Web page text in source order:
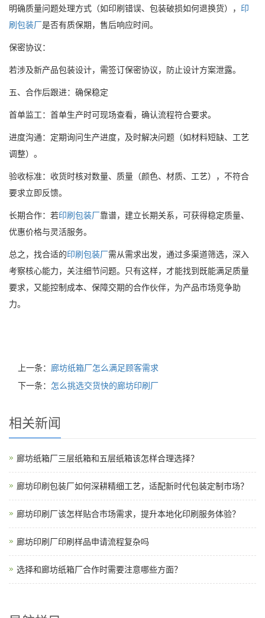
明确质量问题处理方式（如印刷错误、包装破损如何退换货）， 印
刷包装厂是否有质保期，售后响应时间。
保密协议：
若涉及新产品包装设计，需签订保密协议，防止设计方案泄露。
五、合作后跟进：确保稳定
首单监工：首单生产时可现场查看，确认流程符合要求。
进度沟通：定期询问生产进度，及时解决问题（如材料短缺、工艺
调整）。
验收标准：收货时核对数量、质量（颜色、材质、工艺），不符合
要求立即反馈。
长期合作：若印刷包装厂靠谱，建立长期关系，可获得稳定质量、
优惠价格与灵活服务。
总之，找合适的印刷包装厂需从需求出发，通过多渠道筛选，深入
考察核心能力，关注细节问题。只有这样，才能找到既能满足质量
要求，又能控制成本、保障交期的合作伙伴，为产品市场竞争助
力。
上一条： 廊坊纸箱厂怎么满足顾客需求
下一条： 怎么挑选交货快的廊坊印刷厂
相关新闻
廊坊纸箱厂三层纸箱和五层纸箱该怎样合理选择？
廊坊印刷包装厂如何深耕精细工艺，适配新时代包装定制市场？
廊坊印刷厂该怎样贴合市场需求，提升本地化印刷服务体验？
廊坊印刷厂印刷样品申请流程复杂吗
选择和廊坊纸箱厂合作时需要注意哪些方面？